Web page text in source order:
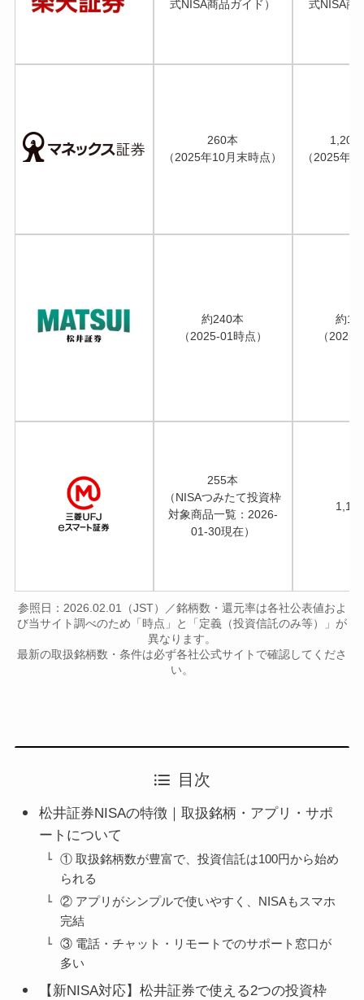
式NISA商品ガイド）
式NISA商
260本
（2025年10月末時点）
1,200
（2025年
約240本
（2025-01時点）
約
（
255本
（NISAつみたて投資枠
対象商品一覧：2026-
01-30現在）
参照日：2026.02.01（JST）／銘柄数・還元率は各社公表値およ
び当サイト調べのため「時点」と「定義（投資信託のみ等）」が
異なります。
最新の取扱銘柄数・条件は必ず各社公式サイトで確認してくださ
い。
目次
松井証券NISAの特徴｜取扱銘柄・アプリ・サポ
ートについて
① 取扱銘柄数が豊富で、投資信託は100円から始め
られる
② アプリがシンプルで使いやすく、NISAもスマホ
完結
③ 電話・チャット・リモートでのサポート窓口が
多い
【新NISA対応】松井証券で使える2つの投資枠